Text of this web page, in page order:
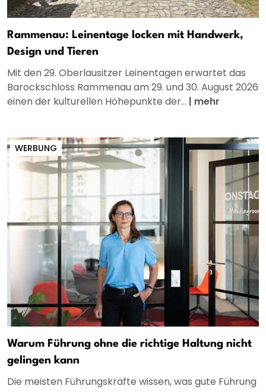
Rammenau: Leinentage locken mit Handwerk,
Design und Tieren
Mit den 29. Oberlausitzer Leinentagen erwartet das
Barockschloss Rammenau am 29. und 30. August 2026
einen der kulturellen Höhepunkte der... | mehr
WERBUNG
Warum Führung ohne die richtige Haltung nicht
gelingen kann
Die meisten Führungskräfte wissen, was gute Führung